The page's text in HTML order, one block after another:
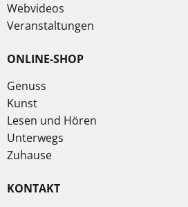
Webvideos
Veranstaltungen
ONLINE-SHOP
Genuss
Kunst
Lesen und Hören
Unterwegs
Zuhause
KONTAKT